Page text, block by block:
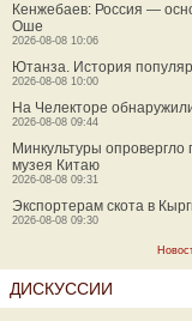
Кенжебаев: Россия —
Оше
2026-08-08 10:06
Ютанза. История
2026-08-08 10:00
На Челекторе
2026-08-08 09:44
Минкультуры опровергло
музея Китаю
2026-08-08 09:31
Экспортерам скота в
2026-08-08 09:30
ДИСКУССИИ